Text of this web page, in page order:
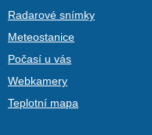
Radarové snímky
Meteostanice
Počasí u vás
Webkamery
Teplotní mapa